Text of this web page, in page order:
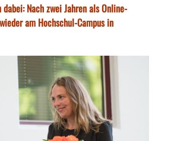
Nach zwei Jahren als Online-
am Hochschul-Campus in